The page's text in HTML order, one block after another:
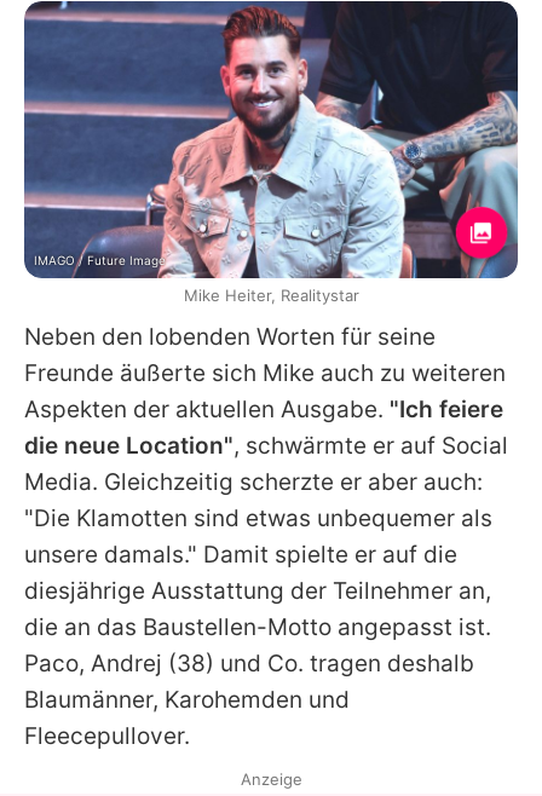
Neben den lobenden Worten für seine
Freunde äußerte sich Mike auch zu weiteren
Aspekten der aktuellen Ausgabe. "Ich feiere
die neue Location", schwärmte er auf Social
Media. Gleichzeitig scherzte er aber auch:
"Die Klamotten sind etwas unbequemer als
unsere damals." Damit spielte er auf die
diesjährige Ausstattung der Teilnehmer an,
die an das Baustellen-Motto angepasst ist.
Paco, Andrej (38) und Co. tragen deshalb
Blaumänner, Karohemden und
Fleecepullover.
IMAGO / Future Image
Mike Heiter, Realitystar
Anzeige